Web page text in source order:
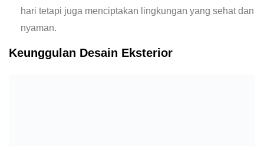
hari tetapi juga menciptakan lingkungan yang sehat dan
nyaman​​.
Keunggulan Desain Eksterior